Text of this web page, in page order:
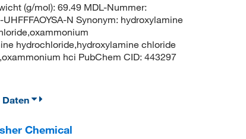
(g/mol): 69.49 MDL-Nummer:
N Synonym: hydroxylamine
hydrochloride,hydroxylamine chloride
hci PubChem CID: 443297
Daten
Chemical